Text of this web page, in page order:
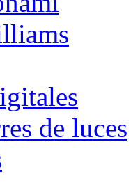
de luces